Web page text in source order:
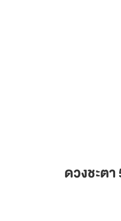
ดวงชะต